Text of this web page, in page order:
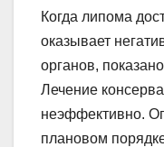
Когда липома
оказывает
органов,
Лечение
неэффективно.
плановом